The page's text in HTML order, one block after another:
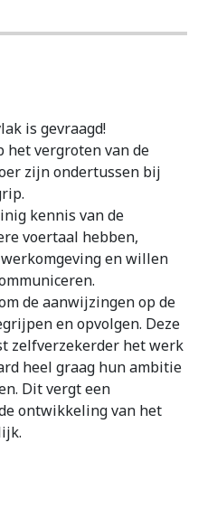
is gevraagd!
het vergroten van de
zijn ondertussen bij
kennis van de
voertaal hebben,
en willen
de aanwijzingen op de
en opvolgen. Deze
zelfverzekerder het werk
heel graag hun ambitie
Dit vergt een
ontwikkeling van het